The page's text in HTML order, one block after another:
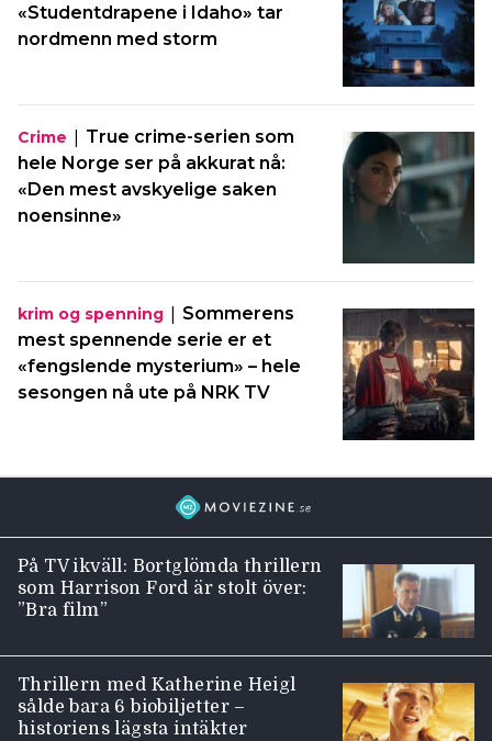
«Studentdrapene i Idaho» tar
nordmenn med storm
Crime | True crime-serien som
hele Norge ser på akkurat nå:
«Den mest avskyelige saken
noensinne»
krim og spenning | Sommerens
mest spennende serie er et
«fengslende mysterium» – hele
sesongen nå ute på NRK TV
På TV ikväll: Bortglömda thrillern
som Harrison Ford är stolt över:
”Bra film”
Thrillern med Katherine Heigl
sålde bara 6 biobiljetter –
historiens lägsta intäkter